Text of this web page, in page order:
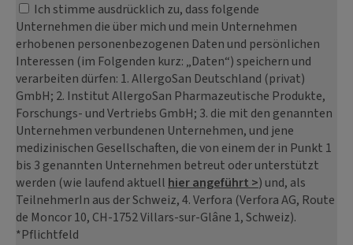
Ich stimme ausdrücklich zu, dass folgende
Unternehmen die über mich und mein Unternehmen
erhobenen personenbezogenen Daten und persönlichen
Interessen (im Folgenden kurz: „Daten“) speichern und
verarbeiten dürfen: 1. AllergoSan Deutschland (privat)
GmbH; 2. Institut AllergoSan Pharmazeutische Produkte,
Forschungs- und Vertriebs GmbH; 3. die mit den genannten
Unternehmen verbundenen Unternehmen, und jene
medizinischen Gesellschaften, die von einem der in Punkt 1
bis 3 genannten Unternehmen betreut oder unterstützt
werden (wie laufend aktuell hier angeführt >) und, als
TeilnehmerIn aus der Schweiz, 4. Verfora (Verfora AG, Route
de Moncor 10, CH-1752 Villars-sur-Glâne 1, Schweiz).
*Pflichtfeld